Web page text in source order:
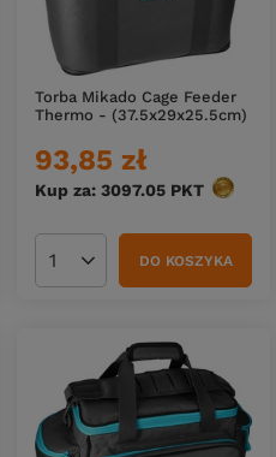
Torba Mikado Cage Feeder
Thermo - (37.5x29x25.5cm)
93,85 zł
Kup za: 3097.05 PKT
Ilość produktówDO KOSZYKA